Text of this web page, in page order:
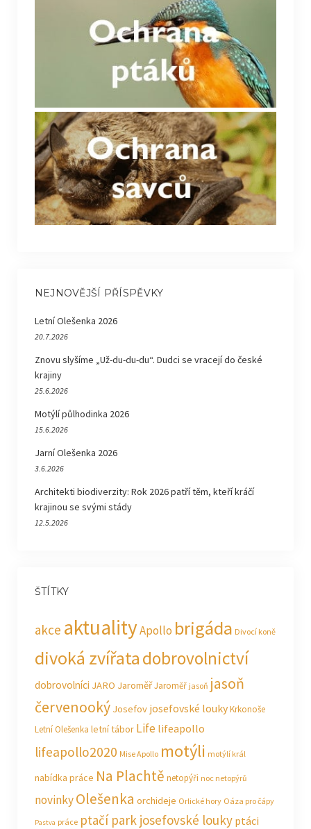
NEJNOVĚJŠÍ PŘÍSPĚVKY
Letní Olešenka 2026
20.7.2026
Znovu slyšíme „Už-du-du-du“. Dudci se vracejí do české
krajiny
25.6.2026
Motýlí půlhodinka 2026
15.6.2026
Jarní Olešenka 2026
3.6.2026
Architekti biodiverzity: Rok 2026 patří těm, kteří kráčí
krajinou se svými stády
12.5.2026
ŠTÍTKY
akce aktualityApollo brigáda Divocí koně
divoká zvířatadobrovolnictví
dobrovolníci JARO JaroměřJaroměř jasoň jasoň
červenooký Josefov josefovské loukyKrkonoše
Letní Olešenka letní tábor Life lifeapollo
lifeapollo2020 Mise Apollo motýli motýlí král
nabídka práce Na Plachtě netopýři noc netopýrů
novinkyOlešenka orchideje Orlické hory Oáza pro čápy
Pastva práce ptačí park josefovské louky ptáci